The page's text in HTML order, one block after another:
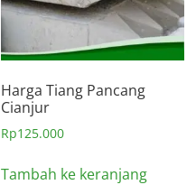
Harga Tiang Pancang
Cianjur
Rp125.000
Tambah ke keranjang